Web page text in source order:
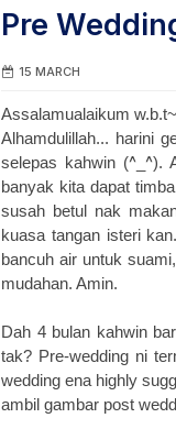
Pre
15 MARCH
Assalamualaikum w.b.t~
Alhamdulillah... harini
selepas kahwin (^_ ^).
banyak kita dapat
susah betul nak
kuasa tangan isteri
bancuh air untuk
mudahan. Amin.
Dah 4 bulan kahwin
tak? Pre-wedding ni
wedding ena highly
ambil gambar post